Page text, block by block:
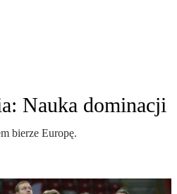
Nauka dominacji
bierze Europę.